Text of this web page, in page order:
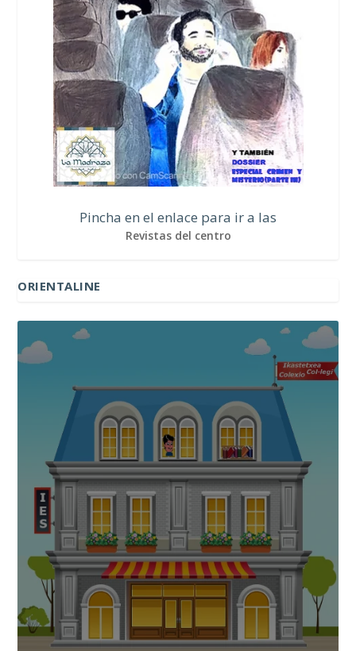
Pincha en el enlace para ir a las
Revistas del centro
ORIENTALINE